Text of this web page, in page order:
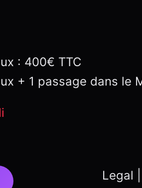
: 400€ TTC
+ 1 passage dans le
Legal